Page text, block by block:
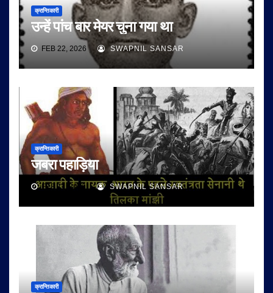
क्रान्तिकारी
उन्हें पांच बार मेयर चुना गया था
FEB 22, 2026 SWAPNIL SANSAR
क्रान्तिकारी
जबरा पहाड़िया
FEB 11, 2026 SWAPNIL SANSAR
क्रान्तिकारी